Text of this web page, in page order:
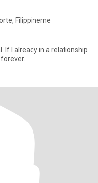
Filippinerne
If I already in a relationship